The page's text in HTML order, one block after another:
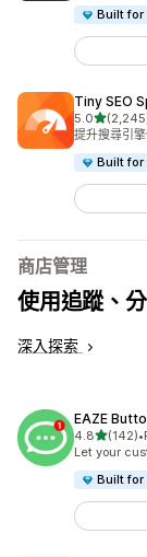
Built for
Tiny SEO
5.0滿分 5 顆
共有 2245
提升搜尋引
Built for
商店管理
使用追蹤、
深入探索
EAZE
4.8滿分 5 顆
(142)
共有 142 則•
Let your
Built for